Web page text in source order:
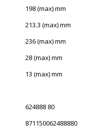
198 (max) mm
213.3 (max) mm
236 (max) mm
28 (max) mm
13 (max) mm
624888 80
871150062488880